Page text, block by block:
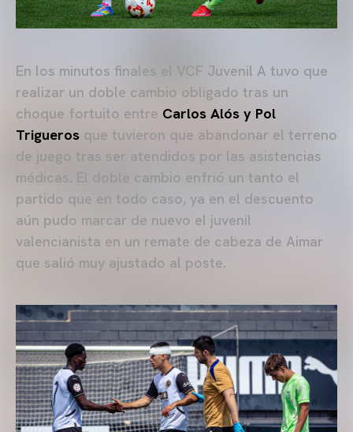
En los minutos finales el VCF Juvenil A tuvo que
realizar un doble cambio obligado tras un
choque fortuito entre Carlos Alós y Pol
Trigueros que tuvieron que abandonar el terreno
de juego tras ser atendidos por las asistencias
médicas. El doble cambio enfrió un tanto el
partido que en todo caso, ya en el descuento
aún pudo marcar de nuevo el juvenil
valencianista en un remate de cabeza de Aimar
que salió muy ajustado al poste.